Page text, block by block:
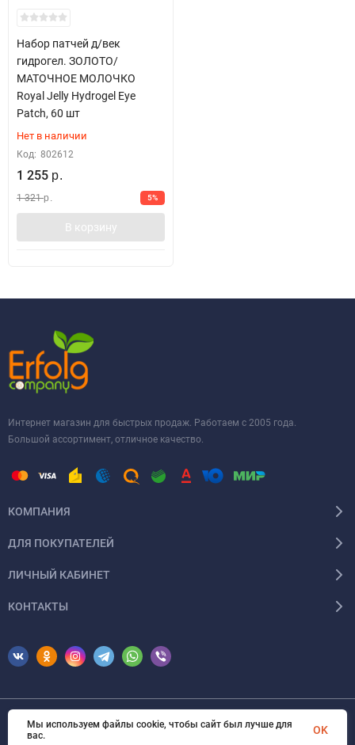
Набор патчей д/век
гидрогел. ЗОЛОТО/
МАТОЧНОЕ МОЛОЧКО
Royal Jelly Hydrogel Eye
Patch, 60 шт
Нет в наличии
Код: 802612
1 255 р.
1 321 р. 5%
В корзину
Интернет магазин для быстрых продаж. Работаем с 2005 года.
Большой ассортимент, отличное качество.
КОМПАНИЯ
ДЛЯ ПОКУПАТЕЛЕЙ
ЛИЧНЫЙ КАБИНЕТ
КОНТАКТЫ
© 2026 Erfolg Cosmetics. Все права защищены
Мы используем файлы cookie, чтобы сайт был лучше для
вас.
OK